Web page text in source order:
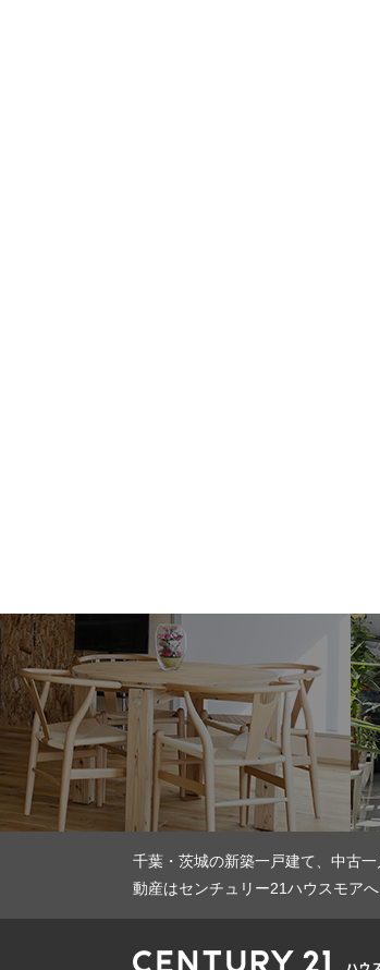
千葉・茨城の新築一戸建て、中古
動産はセンチュリー21ハウスモアへ